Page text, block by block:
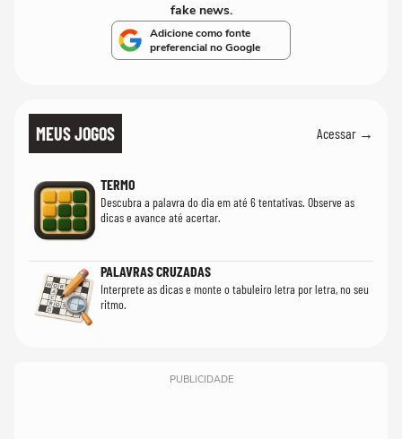
fake news.
Adicione como fonte
preferencial no Google
MEUS JOGOS Acessar →
TERMO
Descubra a palavra do dia em até 6 tentativas. Observe as
dicas e avance até acertar.
PALAVRAS CRUZADAS
Interprete as dicas e monte o tabuleiro letra por letra, no seu
ritmo.
PUBLICIDADE